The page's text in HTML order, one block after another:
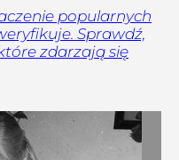
popularnych
Sprawdź,
zdarzają się